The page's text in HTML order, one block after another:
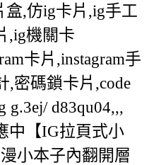
盒,仿ig卡片,ig手工
,ig機關卡
卡片,instagram手
,密碼鎖卡片,code
g.3ej/ d83qu04,,,
中【IG拉頁式小
小本子內翻開層